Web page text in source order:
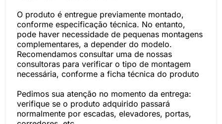
O produto é entregue previamente montado,
conforme especificação técnica. No entanto,
pode haver necessidade de pequenas montagens
complementares, a depender do modelo.
Recomendamos consultar uma de nossas
consultoras para verificar o tipo de montagem
necessária, conforme a ficha técnica do produto
Pedimos sua atenção no momento da entrega:
verifique se o produto adquirido passará
normalmente por escadas, elevadores, portas,